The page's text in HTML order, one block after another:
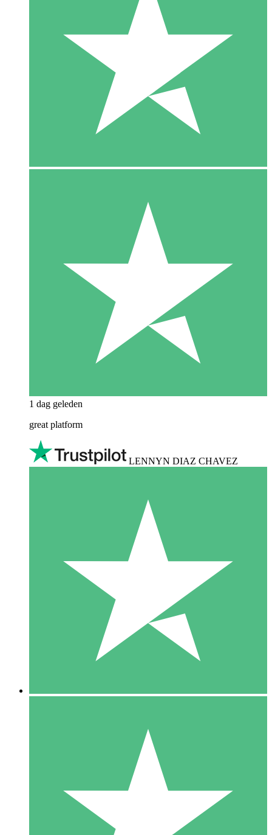
1 dag geleden
great platform
LENNYN DIAZ CHAVEZ